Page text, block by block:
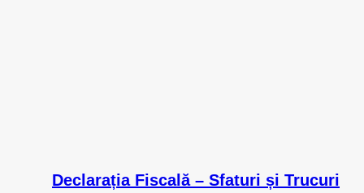
Declarația Fiscală – Sfaturi și Trucuri